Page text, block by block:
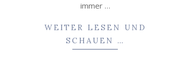
immer …
WEITER LESEN UND
SCHAUEN …